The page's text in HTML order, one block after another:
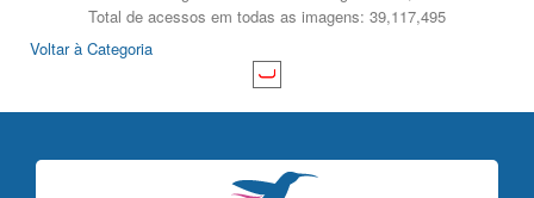
Total de acessos em todas as imagens: 39,117,495
Voltar à Categoria